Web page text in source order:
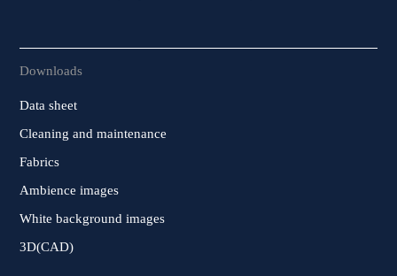
Downloads
Data sheet
Cleaning and maintenance
Fabrics
Ambience images
White background images
3D(CAD)